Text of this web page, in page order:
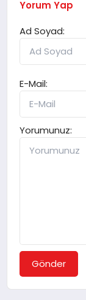
Yorum Yap
Ad Soyad:
E-Mail:
Yorumunuz:
Gönder